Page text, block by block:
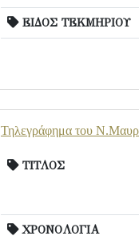
ΕΙΔΟΣ ΤΕΚΜΗΡΙΟΥ
Τηλεγράφημα του
ΤΙΤΛΟΣ
ΧΡΟΝΟΛΟΓΙΑ